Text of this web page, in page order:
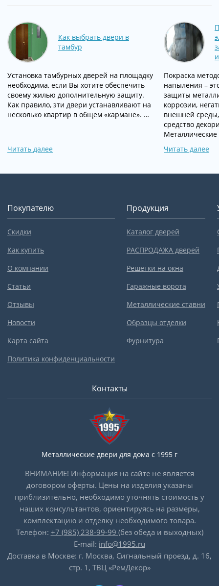
Как выбрать двери в
тамбур
Установка тамбурных дверей на площадку
необходима, если Вы хотите обеспечить
своему жилью дополнительную защиту.
Как правило, эти двери устанавливают на
несколько квартир в общем «кармане». …
Читать далее
Покраска
напыления –
защиты
коррозии,
внешней
средство
Читать далее
Покупателю
Скидки
Как купить
О компании
Статьи
Отзывы
Новости
Карта сайта
Политика конфиденциальности
Продукция
Каталог дверей
РАСПРОДАЖА дверей
Решетки на окна
Гаражные ворота
Металлические ставни
Образцы отделки
Фурнитура
Контакты
Металлические двери для дома с 1995 г
ВНИМАНИЕ! Информация на сайте не является
договором оферты. Цены на изделия указаны
приблизительно, необходимо уточнять стоимость у
наших консультантов, ориентируясь на размеры,
комплектацию и отделку необходимого товара.
Телефон: +7 (985) 238-99-99 (без обеда и выходных)
E-mail: info@1995.ru
Доставка в Москве: г. Москва, Сигнальный проезд, д. 16,
стр. 1, ТВЦ «РемДекор»